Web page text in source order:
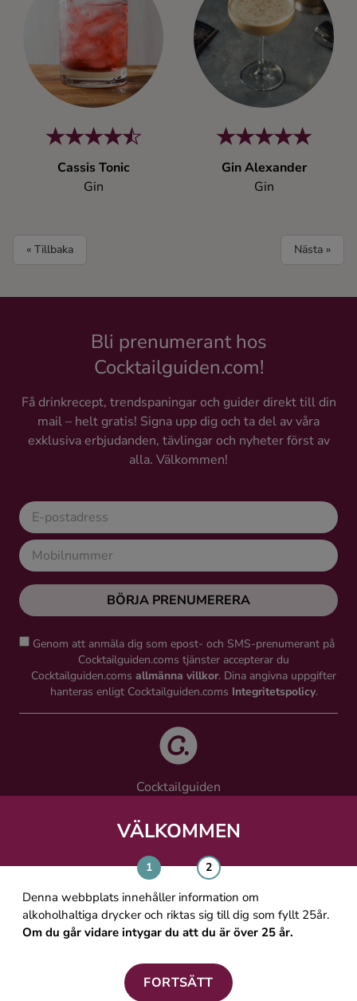
VÄLKOMMEN
Denna webbplats innehåller information om
alkoholhaltiga drycker och riktas sig till dig som fyllt 25år.
Om du går vidare intygar du att du är över 25 år.
FORTSÄTT
Cassis Tonic
Gin
Gin Alexander
Gin
« Tillbaka Nästa »
Bli prenumerant hos
Cocktailguiden.com!
Få drinkrecept, trendspaningar och guider direkt till din
mail – helt gratis! Signa upp dig och ta del av våra
exklusiva erbjudanden, tävlingar och nyheter först av
alla. Välkommen!
BÖRJA PRENUMERERA
Genom att anmäla dig som epost- och SMS-prenumerant på
Cocktailguiden.coms tjänster accepterar du
Cocktailguiden.coms allmänna villkor. Dina angivna uppgifter
hanteras enligt Cocktailguiden.coms Integritetspolicy.
Cocktailguiden
Västra Järnvägsgatan 21, 111 64 Stockholm
ALLMÄNNA VILLKOR
PERSONUPPGIFTSPOLICY